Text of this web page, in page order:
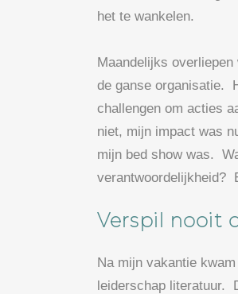
het te wankelen.
Maandelijks
de ganse organisatie.
challengen om acties
niet, mijn impact was
mijn bed show was.
verantwoordelijkheid?
Verspil nooit
Na mijn vakantie
leiderschap literatuur.